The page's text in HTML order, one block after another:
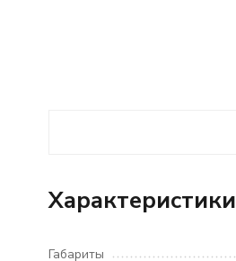
Характеристики
Габариты